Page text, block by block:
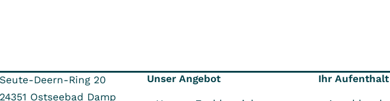
Seute-Deern-Ring 20
24351 Ostseebad Damp
Unser Angebot Ihr Aufenthalt